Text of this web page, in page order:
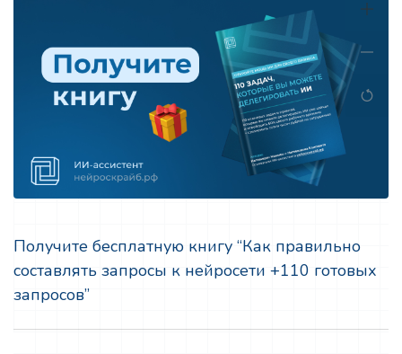
Получите бесплатную книгу “Как правильно
составлять запросы к нейросети +110 готовых
запросов”